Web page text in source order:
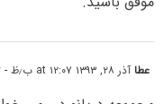
عطاآذر ۲۸, ۱۳۹۳ at ۱۲:۰۷ ب٫ظ - Reply